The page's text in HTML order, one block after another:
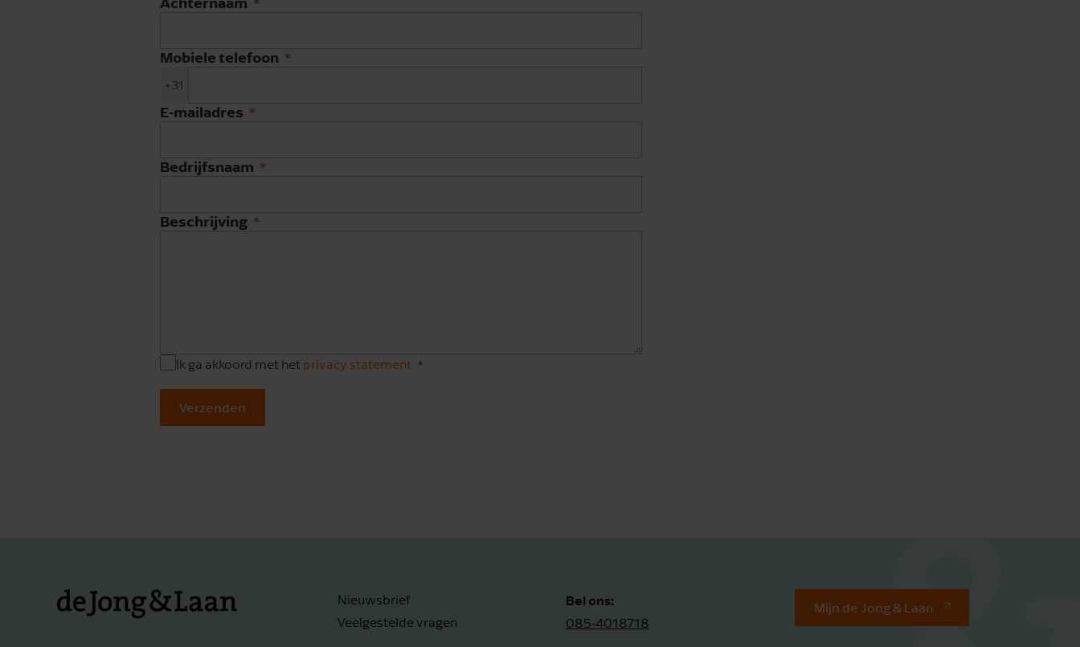
Mobiele telefoon
+31
E-mailadres
Bedrijfsnaam
Beschrijving
Ik ga akkoord met het privacy statement
Verzenden
Nieuwsbrief
Veelgestelde vragen
Bel ons:
085-4018718
Mijn de Jong & Laan